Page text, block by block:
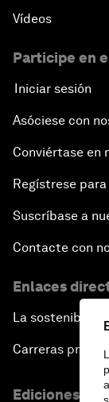
Vídeos
Participe en
Iniciar sesión
Asóciese con
Conviértase en
Regístrese
Suscríbase a
Contacte con
Enlaces
La
Carreras
Ediciones en